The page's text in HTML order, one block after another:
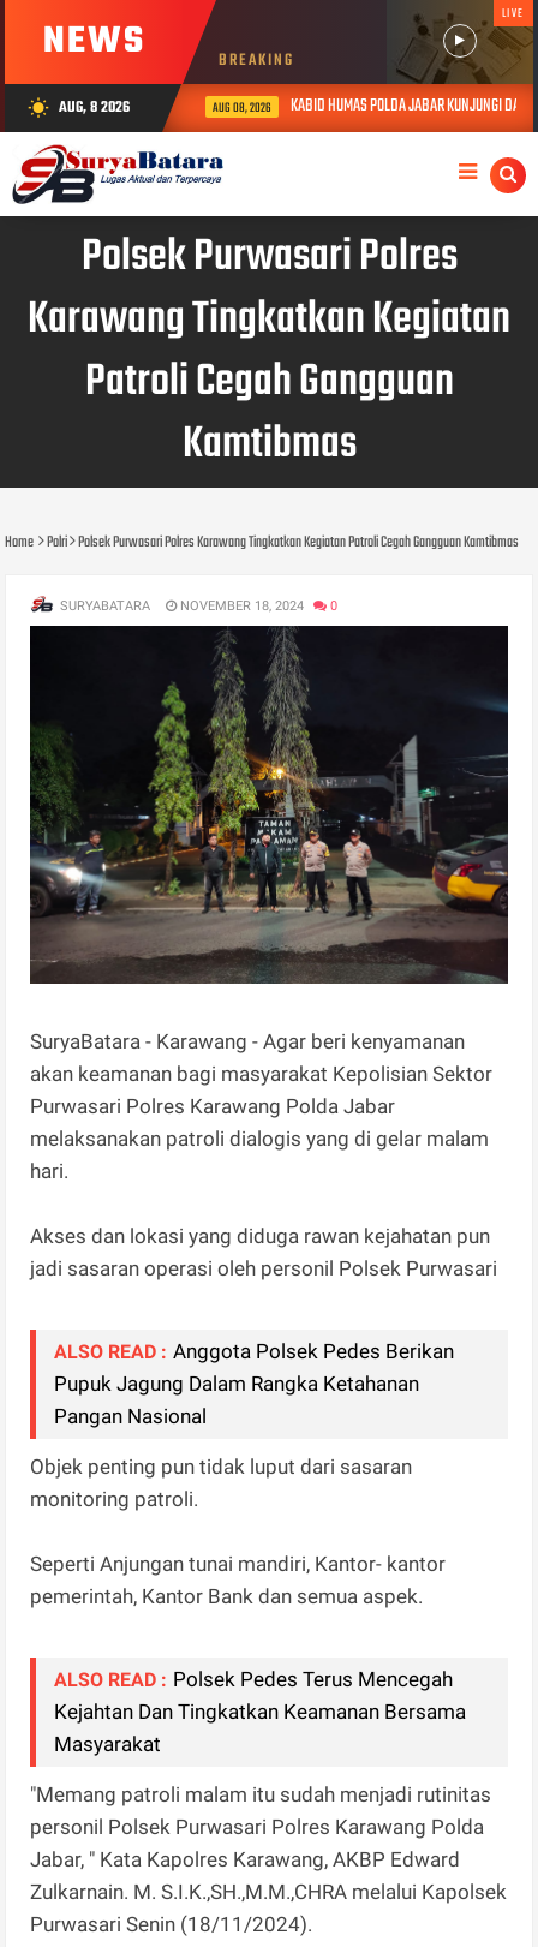
NEWS BREAKING
LIVE
wb_sunny AUG, 8 2026 AUG 08, 2026 KABID HUMAS POLDA JABAR KUNJUNGI DAN
Polsek Purwasari Polres
Karawang Tingkatkan Kegiatan
Patroli Cegah Gangguan
Kamtibmas
Home Polri Polsek Purwasari Polres Karawang Tingkatkan Kegiatan Patroli Cegah Gangguan Kamtibmas
SURYABATARA NOVEMBER 18, 2024 0
SuryaBatara - Karawang - Agar beri kenyamanan
akan keamanan bagi masyarakat Kepolisian Sektor
Purwasari Polres Karawang Polda Jabar
melaksanakan patroli dialogis yang di gelar malam
hari.
Akses dan lokasi yang diduga rawan kejahatan pun
jadi sasaran operasi oleh personil Polsek Purwasari
ALSO READ : Anggota Polsek Pedes Berikan
Pupuk Jagung Dalam Rangka Ketahanan
Pangan Nasional
Objek penting pun tidak luput dari sasaran
monitoring patroli.
Seperti Anjungan tunai mandiri, Kantor- kantor
pemerintah, Kantor Bank dan semua aspek.
ALSO READ : Polsek Pedes Terus Mencegah
Kejahtan Dan Tingkatkan Keamanan Bersama
Masyarakat
"Memang patroli malam itu sudah menjadi rutinitas
personil Polsek Purwasari Polres Karawang Polda
Jabar, " Kata Kapolres Karawang, AKBP Edward
Zulkarnain. M. S.I.K.,SH.,M.M.,CHRA melalui Kapolsek
Purwasari Senin (18/11/2024).